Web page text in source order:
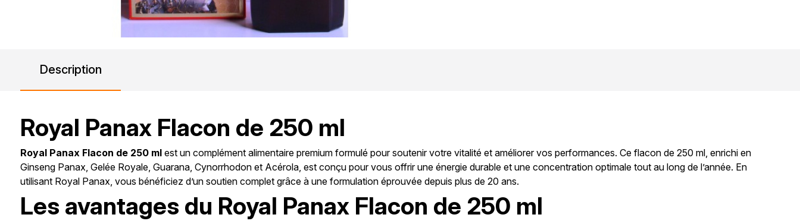
Description
Royal Panax Flacon de 250 ml
Royal Panax Flacon de 250 ml est un complément alimentaire premium formulé pour soutenir votre vitalité et améliorer vos performances. Ce flacon de 250 ml, enrichi en
Ginseng Panax, Gelée Royale, Guarana, Cynorrhodon et Acérola, est conçu pour vous offrir une énergie durable et une concentration optimale tout au long de l’année. En
utilisant Royal Panax, vous bénéficiez d’un soutien complet grâce à une formulation éprouvée depuis plus de 20 ans.
Les avantages du Royal Panax Flacon de 250 ml